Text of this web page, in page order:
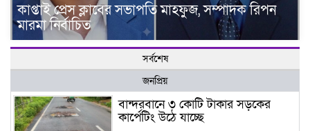
কাপ্তাই প্রেস ক্লাবের সভাপতি মাহফুজ, সম্পাদক রিপন
মারমা নির্বাচিত
সর্বশেষ
জনপ্রিয়
বান্দরবানে ৩ কোটি টাকার সড়কের
কার্পেটিং উঠে যাচ্ছে